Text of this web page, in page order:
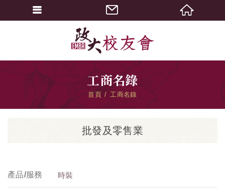
工商名錄
首頁 工商名錄
批發及零售業
產品/服務 時裝